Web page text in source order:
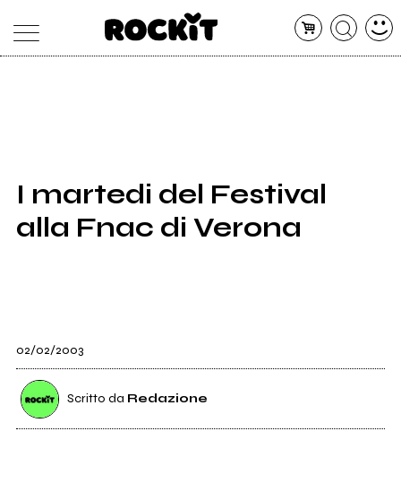
SHOP
RADIO
I martedi del Festival
alla Fnac di Verona
02/02/2003
Scritto da Redazione